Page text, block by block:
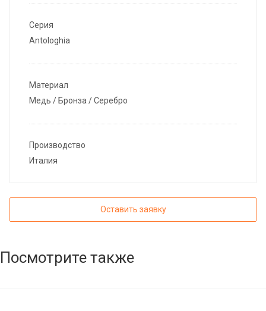
Серия
Antologhia
Материал
Медь / Бронза / Серебро
Производство
Италия
Оставить заявку
Посмотрите также